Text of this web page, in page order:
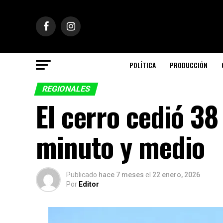
POLÍTICA PRODUCCIÓN
REGIONALES
El cerro cedió
minuto y medio
Publicado hace 7 meses el 22 enero, 2026
Por Editor